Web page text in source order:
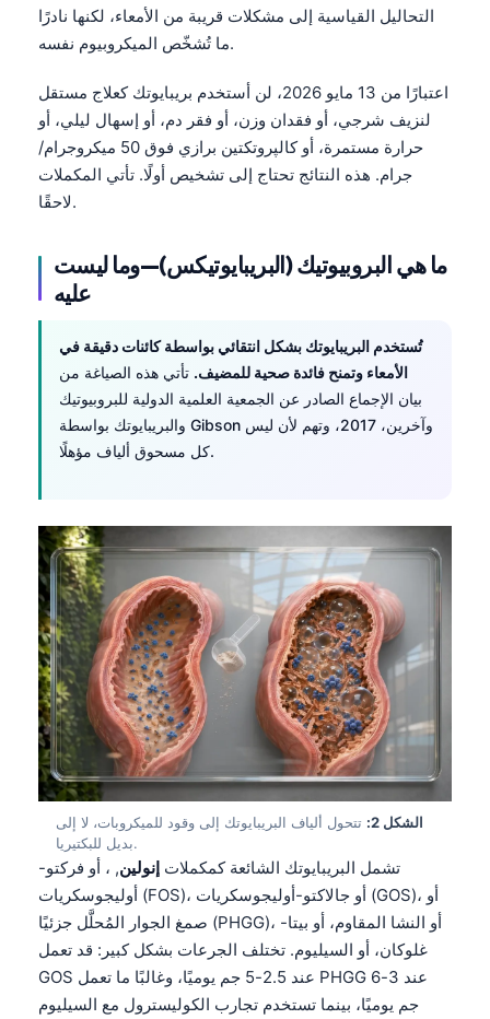
التحاليل القياسية إلى مشكلات قريبة من الأمعاء، لكنها نادرًا
ما تُشخّص الميكروبيوم نفسه.
اعتبارًا من 13 مايو 2026، لن أستخدم بريبايوتك كعلاج مستقل
لنزيف شرجي، أو فقدان وزن، أو فقر دم، أو إسهال ليلي، أو
حرارة مستمرة، أوكالپروتكتين برازي
فوق 50 ميكروجرام/
جرام. هذه النتائج تحتاج إلى تشخيص أولًا. تأتي المكملات
لاحقًا.
ما هي البروبيوتيك (البريبايوتيكس)—وما ليست
عليه
تُستخدم البريبايوتك بشكل انتقائي بواسطة كائنات دقيقة في
الأمعاء وتمنح فائدة صحية للمضيف. تأتي هذه الصياغة من
بيان الإجماع الصادر عن الجمعية العلمية الدولية للبروبيوتيك
والبريبايوتك بواسطة Gibson وآخرين، 2017، وتهم لأن ليس
كل مسحوق ألياف مؤهلًا.
الشكل 2:
تتحول ألياف البريبايوتك إلى وقود للميكروبات، لا إلى
بديل للبكتيريا.
تشمل البريبايوتك الشائعة كمكملات إنولين, ، أو فركتو-
أوليجوسكريات (FOS)، أو جالاكتو-أوليجوسكريات (GOS)، أو
صمغ الجوار المُحلَّل جزئيًا (PHGG)، أو النشا المقاوم، أو بيتا-
غلوكان، أو السيليوم. تختلف الجرعات بشكل كبير: قد تعمل
GOS عند 2.5-5 جم يوميًا، وغالبًا ما تعمل PHGG عند 3-6
جم يوميًا، بينما تستخدم تجارب الكوليسترول مع السيليوم